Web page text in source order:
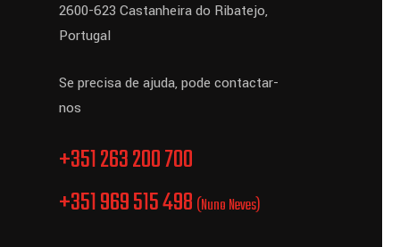
2600-623 Castanheira do Ribatejo,
Portugal
Se precisa de ajuda, pode contactar-
nos
+351 263 200 700
+351 969 515 498 (Nuno Neves)